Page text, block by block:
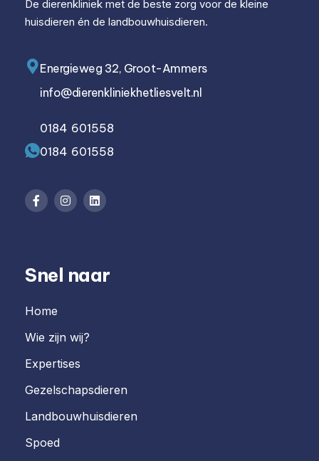
De dierenkliniek met de beste zorg voor de kleine
huisdieren én de landbouwhuisdieren.
Energieweg 32, Groot-Ammers
info@dierenkliniekhetliesvelt.nl
0184 601558
0184 601558
Snel naar
Home
Wie zijn wij?
Expertises
Gezelschapsdieren
Landbouwhuisdieren
Spoed